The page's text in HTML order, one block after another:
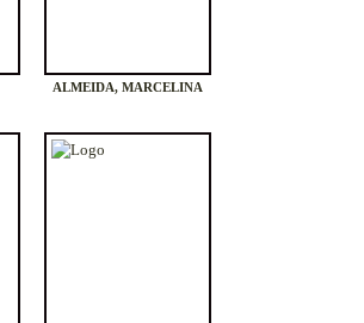
ALMEIDA, MARCELINA